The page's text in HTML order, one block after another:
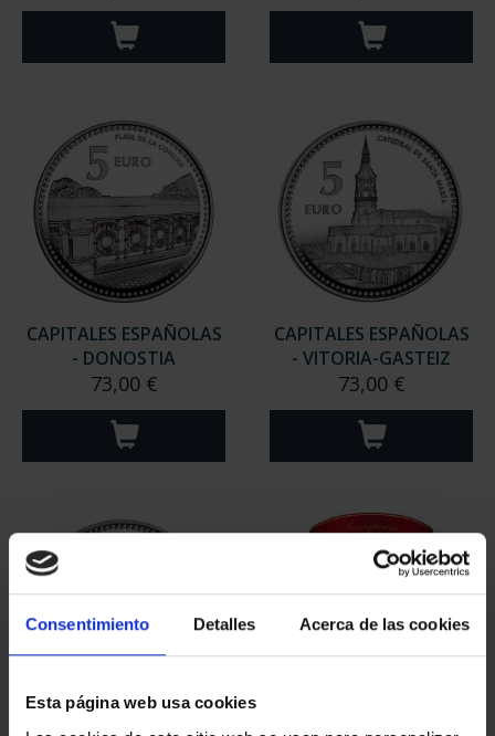
Consentimiento Detalles Acerca de las cookies
Esta página web usa cookies
CAPITALES ESPAÑOLAS
- DONOSTIA
73,00 €
CAPITALES ESPAÑOLAS
- VITORIA-GASTEIZ
73,00 €